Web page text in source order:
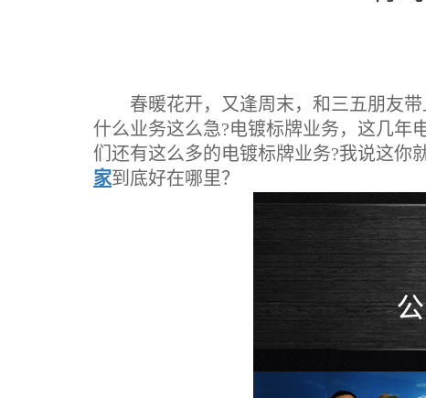
春暖花开，又逢周末，和三五朋友带
什么业务这么急?电镀标牌业务，这几年
们还有这么多的电镀标牌业务?我说这你
家到底好在哪里？